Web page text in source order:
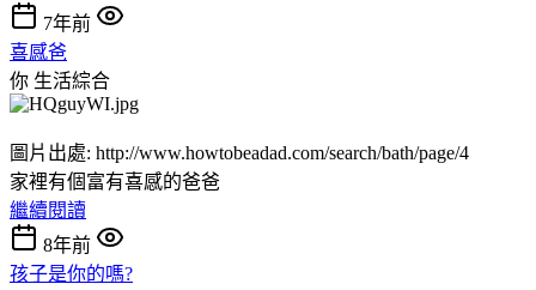
7年前
喜感爸
你 生活綜合
圖片出處: http://www.howtobeadad.com/search/bath/page/4
家裡有個富有喜感的爸爸
繼續閱讀
8年前
孩子是你的嗎?